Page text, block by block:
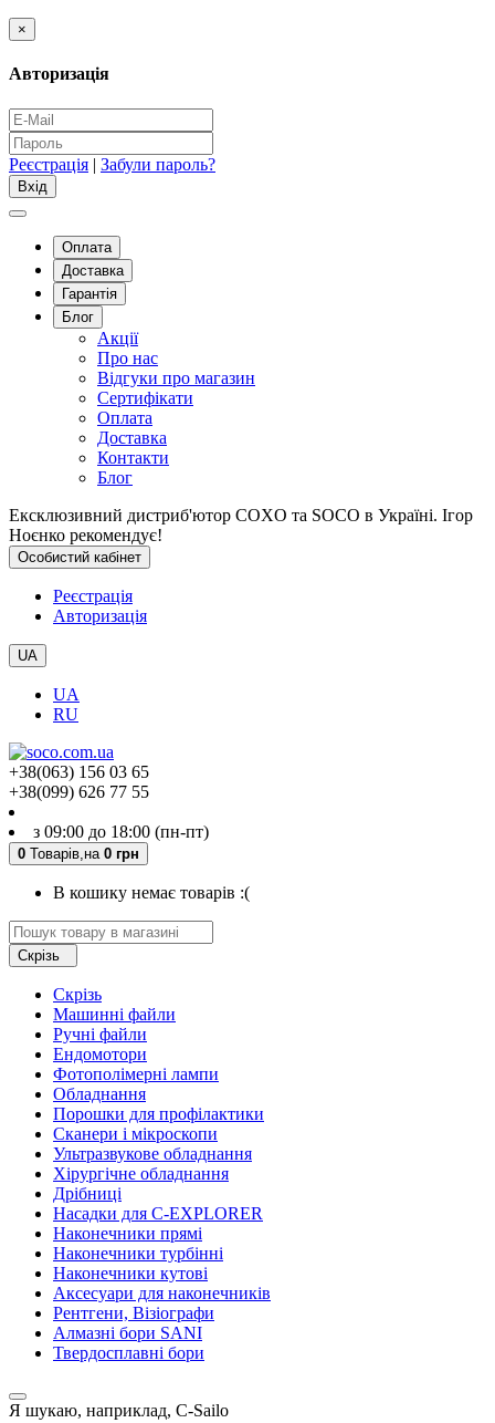
×
Авторизація
Реєстрація | Забули пароль?
Оплата
Доставка
Гарантія
Блог
Акції
Про нас
Відгуки про магазин
Сертифікати
Оплата
Доставка
Контакти
Блог
Ексклюзивний дистриб'ютор COXO та SOCO в Україні. Ігор
Ноєнко рекомендує!
Особистий кабінет
Реєстрація
Авторизація
UA
UA
RU
+38(063) 156 03 65
+38(099) 626 77 55
з 09:00 до 18:00 (пн-пт)
0 Товарів, на 0 грн
В кошику немає товарів :(
Скрізь
Скрізь
Машинні файли
Ручні файли
Ендомотори
Фотополімерні лампи
Обладнання
Порошки для профілактики
Сканери і мікроскопи
Ультразвукове обладнання
Хірургічне обладнання
Дрібниці
Насадки для C-EXPLORER
Наконечники прямі
Наконечники турбінні
Наконечники кутові
Аксесуари для наконечників
Рентгени, Візіографи
Алмазні бори SANI
Твердосплавні бори
Я шукаю, наприклад, C-Sailo